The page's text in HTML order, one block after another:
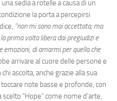
sedia a rotelle a causa di un
la porta a percepirsi
“non mi sono mai accettata; ma
prima volta libera dai pregiudizi e
di amarmi per quella che
arrivare al cuore delle persone e
ascolta, anche grazie alla sua
note basse e profonde, con
“Hope” come nome d’arte,